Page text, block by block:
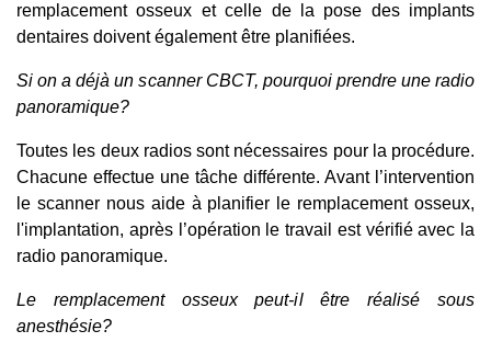
remplacement osseux et celle de la pose des implants
dentaires doivent également être planifiées.
Si on a déjà un scanner CBCT, pourquoi prendre une radio
panoramique?
Toutes les deux radios sont nécessaires pour la procédure.
Chacune effectue une tâche différente. Avant l’intervention
le scanner nous aide à planifier le remplacement osseux,
l'implantation, après l’opération le travail est vérifié avec la
radio panoramique.
Le remplacement osseux peut-il être réalisé sous
anesthésie?